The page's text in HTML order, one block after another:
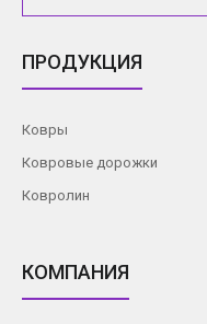
ПРОДУКЦИЯ
Ковры
Ковровые дорожки
Ковролин
КОМПАНИЯ